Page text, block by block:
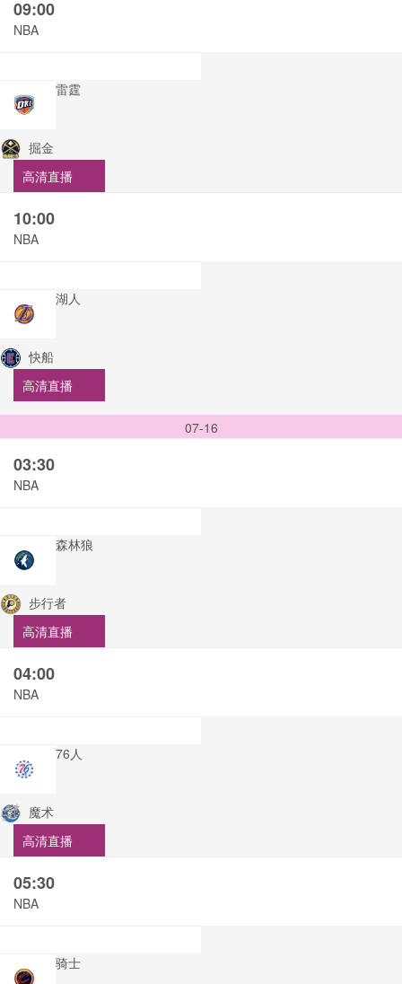
09:00
NBA
雷霆
掘金
高清直播
10:00
NBA
湖人
快船
高清直播
07-16
03:30
NBA
森林狼
步行者
高清直播
04:00
NBA
76人
魔术
高清直播
05:30
NBA
骑士